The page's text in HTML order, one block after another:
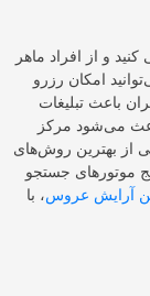
و از افراد ماهر
امکان رزرو
باعث تبلیغات
می‌شود مرکز
از بهترین روش‌های
موتورهای جستجو
آرایش عروس، با